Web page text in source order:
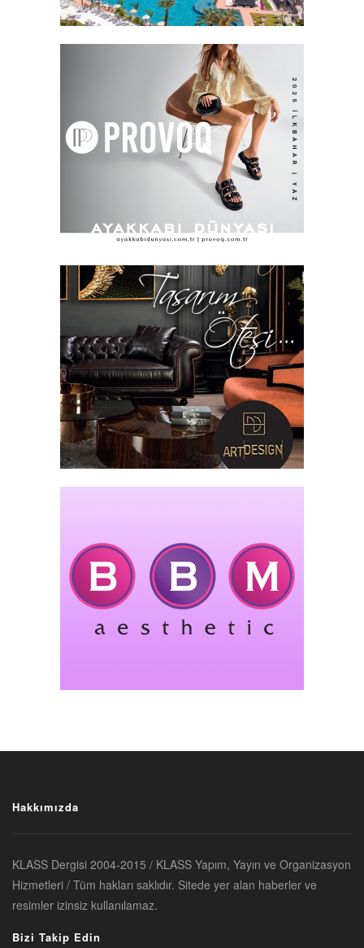
Hakkımızda
KLASS Dergisi 2004-2015 / KLASS Yapım, Yayın ve Organizasyon
Hizmetleri / Tüm hakları saklıdır. Sitede yer alan haberler ve
resimler izinsiz kullanılamaz.
Bizi Takip Edin